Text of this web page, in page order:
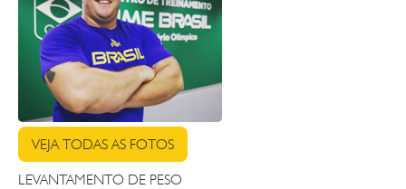
VEJA TODAS AS FOTOS
LEVANTAMENTO DE PESO